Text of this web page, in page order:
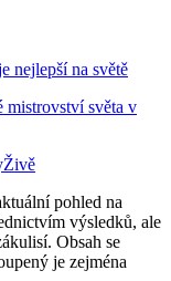
nejlepší na světě
mistrovství světa v
pohled na
výsledků, ale
Obsah se
je zejména